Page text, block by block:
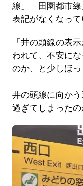
線」「田園都市
表記がなくなって
「井の頭線の表
われて、不安に
のか、と少しほっ
井の頭線に向か
過ぎてしまった